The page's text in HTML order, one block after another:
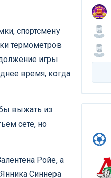
спортсмену
термометров
игры
время, когда
выжать из
сете, но
Ройе, а
Синнера